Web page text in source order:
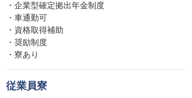
・企業型確定拠出年金制度
・車通勤可
・資格取得補助
・奨励制度
・寮あり
従業員寮